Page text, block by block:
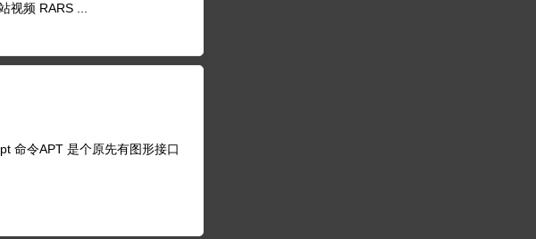
视频 RARS ...
命令APT 是个原先有图形接口